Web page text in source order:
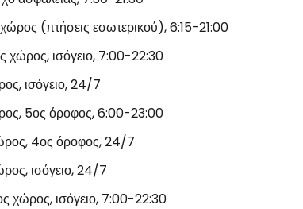
(πτήσεις εσωτερικού), 6:15-21:00
χώρος, ισόγειο, 7:00-22:30
ισόγειο, 24/7
5ος όροφος, 6:00-23:00
4ος όροφος, 24/7
ισόγειο, 24/7
χώρος, ισόγειο, 7:00-22:30
Συνεχίστε με την Google
Συνεχίστε με το Facebook
Συνεχίστε με email